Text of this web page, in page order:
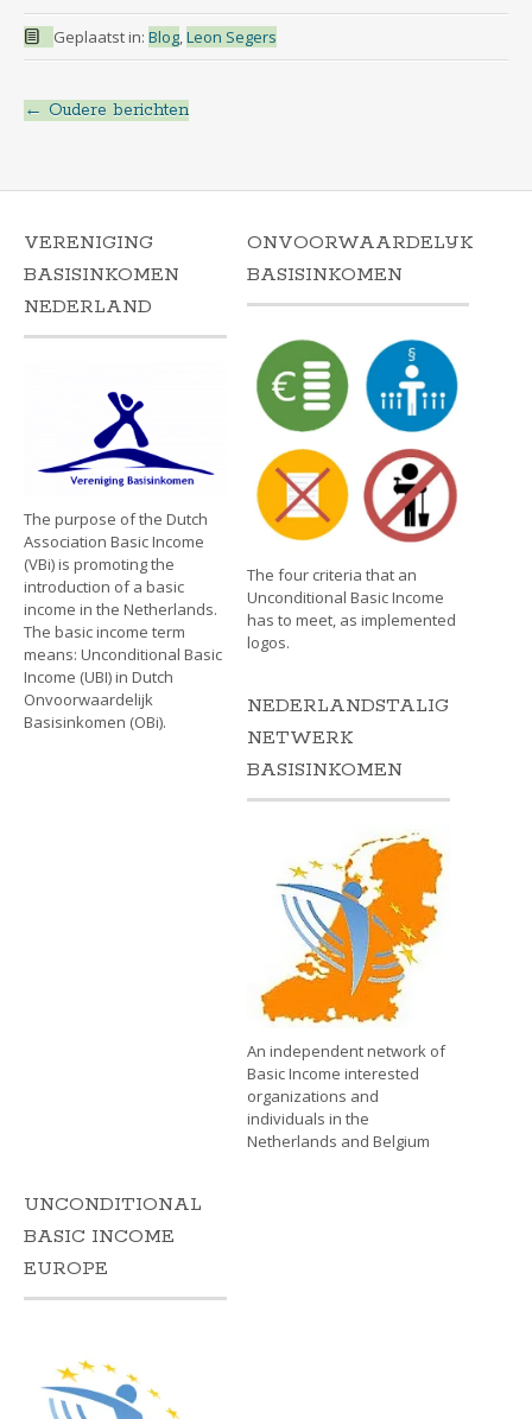
Geplaatst in: Blog,Leon Segers
Berichtnavigatie
← Oudere berichten
VERENIGING
BASISINKOMEN
NEDERLAND
The purpose of the Dutch
Association Basic Income
(VBi) is promoting the
introduction of a basic
income in the Netherlands.
The basic income term
means: Unconditional Basic
Income (UBI) in Dutch
Onvoorwaardelijk
Basisinkomen (OBi).
ONVOORWAARDELIJK
BASISINKOMEN
The four criteria that an
Unconditional Basic Income
has to meet, as implemented
logos.
NEDERLANDSTALIG
NETWERK
BASISINKOMEN
An independent network of
Basic Income interested
organizations and
individuals in the
Netherlands and Belgium
UNCONDITIONAL
BASIC INCOME
EUROPE